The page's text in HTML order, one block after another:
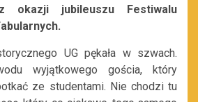
okazji jubileuszu Festiwalu
UG pękała w szwach.
wyjątkowego gościa, który
ze studentami. Nie chodzi tu